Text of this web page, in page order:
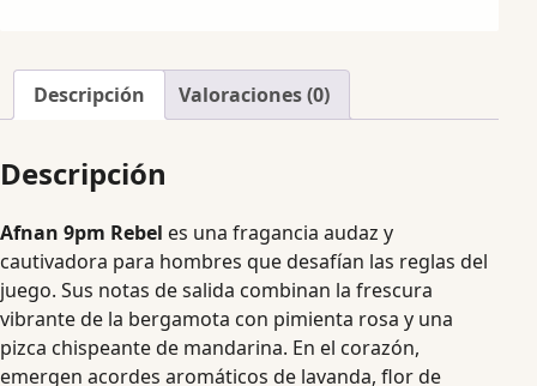
Descripción Valoraciones (0)
Descripción
Afnan 9pm Rebel es una fragancia audaz y
cautivadora para hombres que desafían las reglas del
juego. Sus notas de salida combinan la frescura
vibrante de la bergamota con pimienta rosa y una
pizca chispeante de mandarina. En el corazón,
emergen acordes aromáticos de lavanda, flor de